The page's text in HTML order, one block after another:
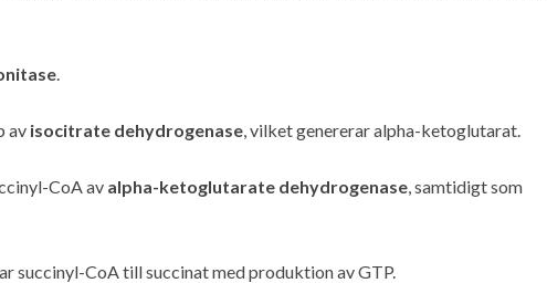
.
av isocitrate dehydrogenase, vilket genererar alpha-ketoglutarat.
CoA av alpha-ketoglutarate dehydrogenase, samtidigt som
succinyl-CoA till succinat med produktion av GTP.